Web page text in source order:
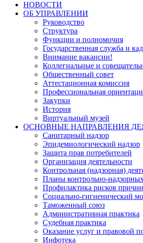
НОВОСТИ
ОБ УПРАВЛЕНИИ
Руководство
Структура
Функции и полномочия
Государственная служба и
Внимание вакансии!
Коллегиальные и
Общественный совет
Аттестационная комиссия
Профессиональная
Закупки
История
Виртуальный музей
ОСНОВНЫЕ НАПРАВЛЕНИЯ
Санитарный надзор
Эпидемиологический надзор
Защита прав потребителей
Организация деятельности
Контрольная (надзорная)
Планы контрольно-
Профилактика рисков
Социально-гигиенический
Таможенный союз
Административная практика
Судебная практика
Оказание услуг и правовой
Инфотека